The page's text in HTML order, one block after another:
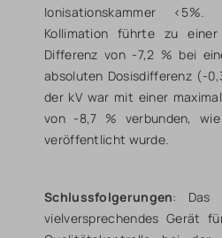
Ionisationskammer
Kollimation führte zu
Differenz von -7,2 % bei
absoluten Dosisdifferenz (-
der kV war mit einer
von -8,7 % verbunden,
veröffentlicht wurde.
Schlussfolgerungen: Das
vielversprechendes Gerät